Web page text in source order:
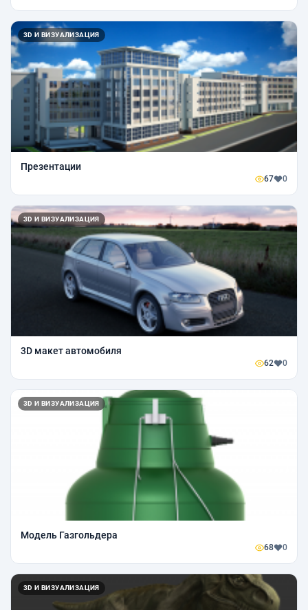
3D И ВИЗУАЛИЗАЦИЯ
Презентации
67 0
3D И ВИЗУАЛИЗАЦИЯ
3D макет автомобиля
62 0
3D И ВИЗУАЛИЗАЦИЯ
Модель Газгольдера
68 0
3D И ВИЗУАЛИЗАЦИЯ